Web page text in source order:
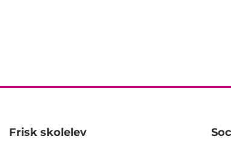
Frisk skolelev